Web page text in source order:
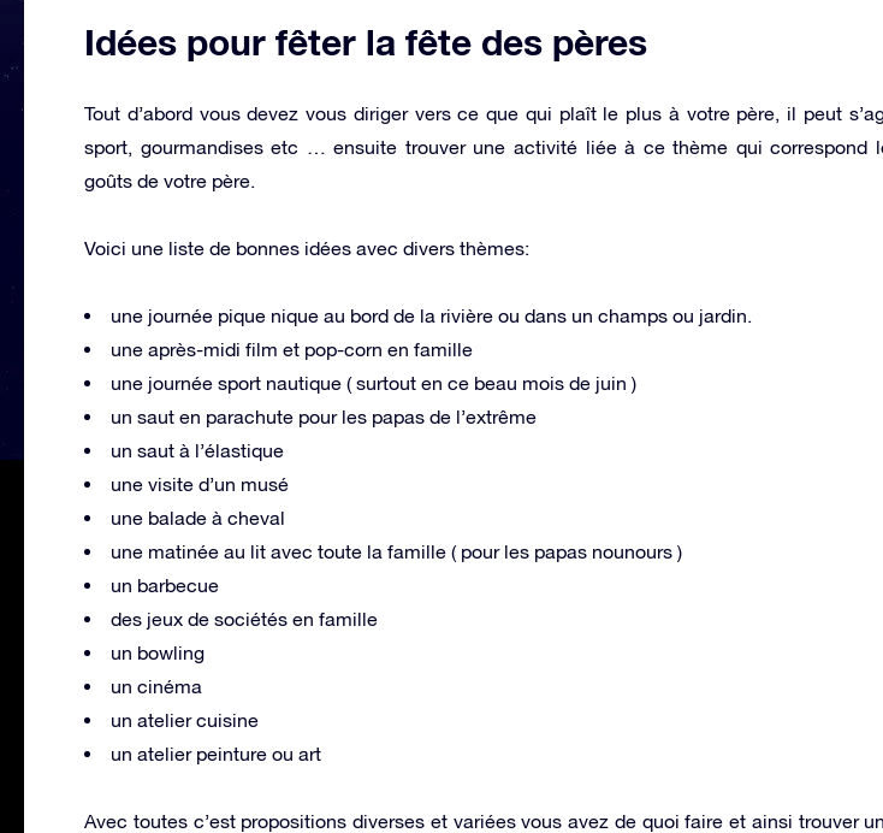
Idées pour fêter la fête des pères
Tout d’abord vous devez vous diriger vers ce que qui plaît le plus à votre père, il peut
sport, gourmandises etc … ensuite trouver une activité liée à ce thème qui correspond
goûts de votre père.
Voici une liste de bonnes idées avec divers thèmes:
une journée pique nique au bord de la rivière ou dans un champs ou jardin.
une après-midi film et pop-corn en famille
une journée sport nautique ( surtout en ce beau mois de juin )
un saut en parachute pour les papas de l’extrême
un saut à l’élastique
une visite d’un musé
une balade à cheval
une matinée au lit avec toute la famille ( pour les papas nounours )
un barbecue
des jeux de sociétés en famille
un bowling
un cinéma
un atelier cuisine
un atelier peinture ou art
Avec toutes c’est propositions diverses et variées vous avez de quoi faire et ainsi trouver